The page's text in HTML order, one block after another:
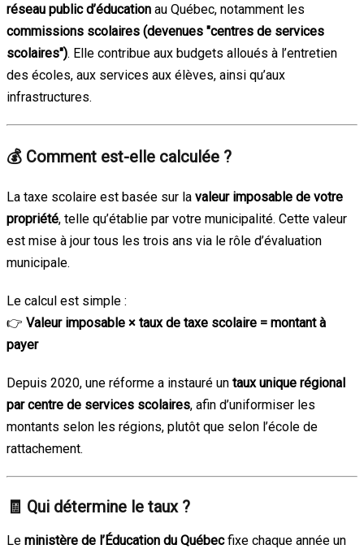
réseau public d’éducation au Québec, notamment les
commissions scolaires (devenues "centres de services
scolaires"). Elle contribue aux budgets alloués à l’entretien
des écoles, aux services aux élèves, ainsi qu’aux
infrastructures.
💰 Comment est-elle calculée ?
La taxe scolaire est basée sur la valeur imposable de votre
propriété, telle qu’établie par votre municipalité. Cette valeur
est mise à jour tous les trois ans via le rôle d’évaluation
municipale.
Le calcul est simple :
👉 Valeur imposable × taux de taxe scolaire = montant à
payer
Depuis 2020, une réforme a instauré un taux unique régional
par centre de services scolaires, afin d’uniformiser les
montants selon les régions, plutôt que selon l’école de
rattachement.
🧾 Qui détermine le taux ?
Le ministère de l’Éducation du Québecfixe chaque année un